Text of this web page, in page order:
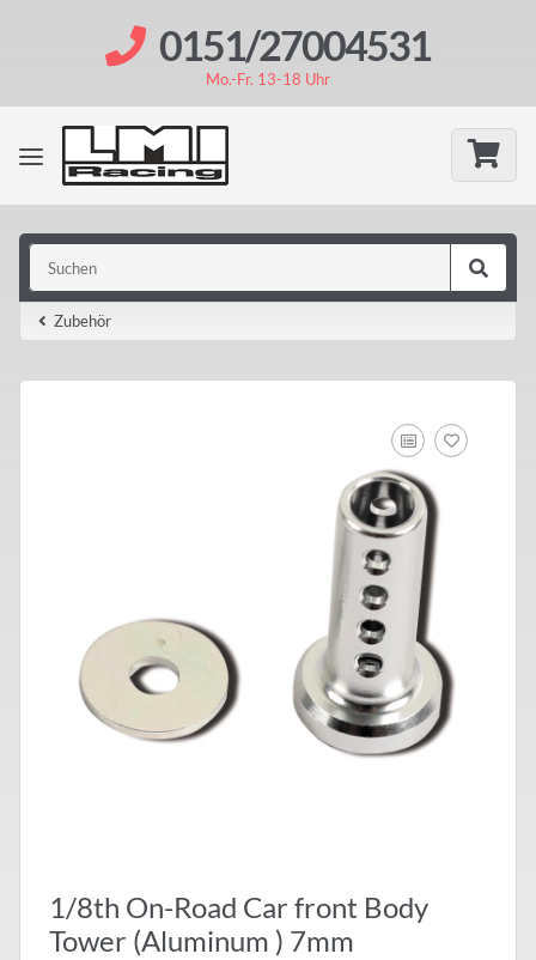
0151/27004531
Mo.-Fr. 13-18 Uhr
Zubehör
1/8th On-Road Car front Body
Tower (Aluminum ) 7mm